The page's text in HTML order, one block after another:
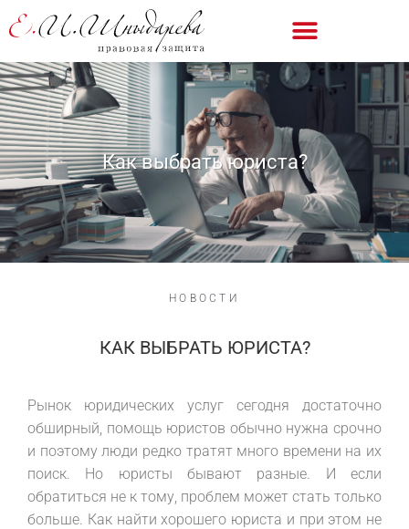
Как выбрать юриста?
НОВОСТИ
КАК ВЫБРАТЬ ЮРИСТА?
Рынок юридических услуг сегодня достаточно
обширный, помощь юристов обычно нужна срочно
и поэтому люди редко тратят много времени на их
поиск. Но юристы бывают разные. И если
обратиться не к тому, проблем может стать только
больше. Как найти хорошего юриста и при этом не